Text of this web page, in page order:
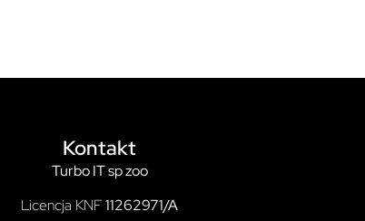
Kontakt
Turbo IT sp zoo
Licencja KNF11262971/A